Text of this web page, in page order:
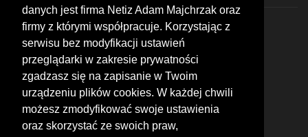
danych jest firma Netiz Adam Majchrzak oraz
firmy z którymi współpracuje. Korzystając z
serwisu bez modyfikacji ustawień
przeglądarki w zakresie prywatności
zgadzasz się na zapisanie w Twoim
urządzeniu plików cookies. W każdej chwili
możesz zmodyfikować swoje ustawienia
oraz skorzystać ze swoich praw,
© 2026 by MotoWhizzer.com
All rights reserved.
KONTAKT
ul. Chopina 16, I piętro